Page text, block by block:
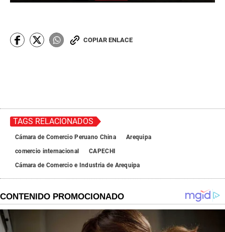
COPIAR ENLACE
TAGS RELACIONADOS
Cámara de Comercio Peruano China
Arequipa
comercio internacional
CAPECHI
Cámara de Comercio e Industria de Arequipa